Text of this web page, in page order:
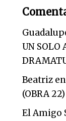
UN SOLO
Beatrizen
(OBRA
El Amigo